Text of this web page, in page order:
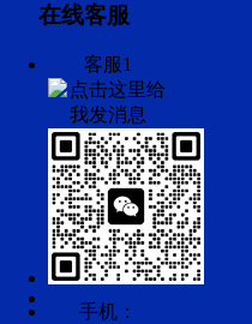
在线客服
客服1
手机：